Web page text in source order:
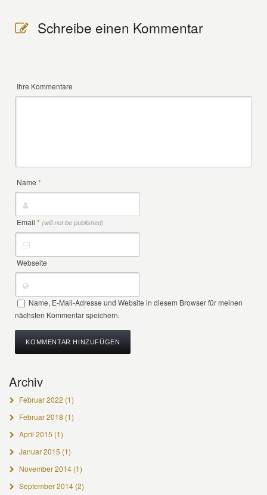
Schreibe einen Kommentar
Ihre Kommentare
Name*
Email* (will not be published)
Webseite
Name, E-Mail-Adresse und Website in diesem Browser für meinen
nächsten Kommentar speichern.
Archiv
Februar 2022 (1)
Februar 2018 (1)
April 2015 (1)
Januar 2015 (1)
November 2014(1)
September 2014(2)